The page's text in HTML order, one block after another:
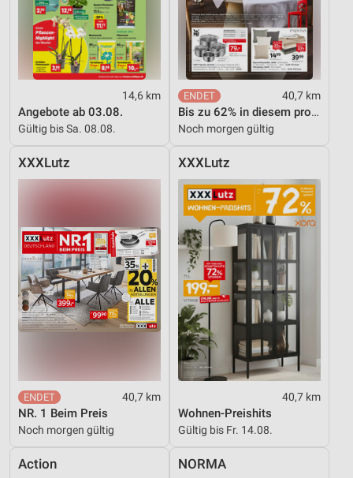
14,6 km
Angebote ab 03.08.
Gültig bis Sa. 08.08.
40,7 km
Bis zu 62% in diesem prospekt
Noch morgen gültig
XXXLutz
40,7 km
NR. 1 Beim Preis
Noch morgen gültig
XXXLutz
40,7 km
Wohnen-Preishits
Gültig bis Fr. 14.08.
Action NORMA